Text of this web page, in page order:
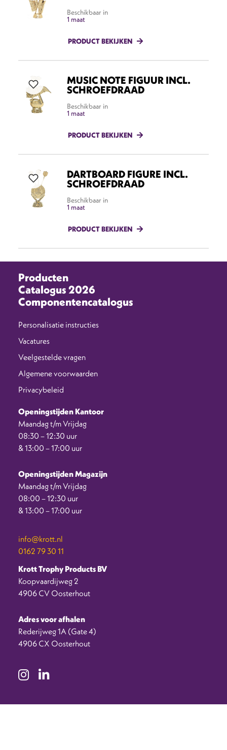
Beschikbaar in
1 maat
PRODUCT BEKIJKEN
MUSIC NOTE FIGUUR INCL.
SCHROEFDRAAD
Beschikbaar in
1 maat
PRODUCT BEKIJKEN
DARTBOARD FIGURE INCL.
SCHROEFDRAAD
Beschikbaar in
1 maat
PRODUCT BEKIJKEN
Producten
Catalogus 2026
Componentencatalogus
Personalisatie instructies
Vacatures
Veelgestelde vragen
Algemene voorwaarden
Privacybeleid
Openingstijden Kantoor
Maandag t/m Vrijdag
08:30 – 12:30 uur
& 13:00 – 17:00 uur
Openingstijden Magazijn
Maandag t/m Vrijdag
08:00 – 12:30 uur
& 13:00 – 17:00 uur
info@krott.nl
0162 79 30 11
Krott Trophy Products BV
Koopvaardijweg 2
4906 CV Oosterhout
Adres voor afhalen
Rederijweg 1A (Gate 4)
4906 CX Oosterhout